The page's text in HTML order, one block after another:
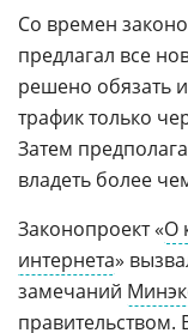
Со времен
предлагал все
решено обязать
трафик только
Затем
владеть более
Законопроект «О
интернета»
замечаний
правительством.